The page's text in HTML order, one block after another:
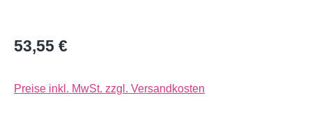
53,55 €
Preise inkl. MwSt. zzgl. Versandkosten